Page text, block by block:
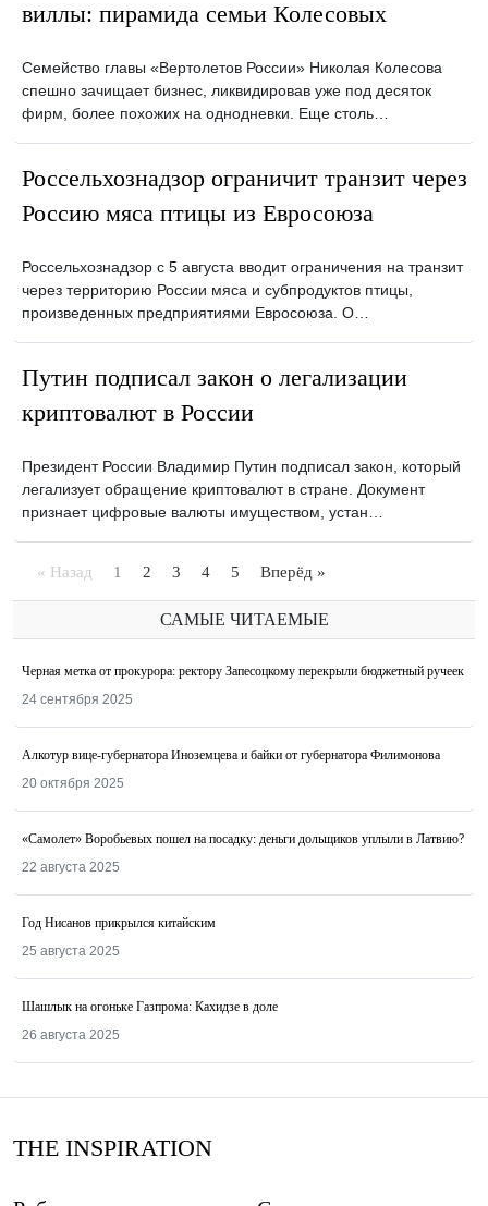
виллы: пирамида семьи Колесовых
Семейство главы «Вертолетов России» Николая Колесова
спешно зачищает бизнес, ликвидировав уже под десяток
фирм, более похожих на однодневки. Еще столь…
Россельхознадзор ограничит транзит через
Россию мяса птицы из Евросоюза
Россельхознадзор с 5 августа вводит ограничения на транзит
через территорию России мяса и субпродуктов птицы,
произведенных предприятиями Евросоюза. О…
Путин подписал закон о легализации
криптовалют в России
Президент России Владимир Путин подписал закон, который
легализует обращение криптовалют в стране. Документ
признает цифровые валюты имуществом, устан…
« Назад 1 2 3 4 5 Вперёд »
САМЫЕ ЧИТАЕМЫЕ
Черная метка от прокурора: ректору Запесоцкому перекрыли бюджетный ручеек
24 сентября 2025
Алкотур вице-губернатора Иноземцева и байки от губернатора Филимонова
20 октября 2025
«Самолет» Воробьевых пошел на посадку: деньги дольщиков уплыли в Латвию?
22 августа 2025
Год Нисанов прикрылся китайским
25 августа 2025
Шашлык на огоньке Газпрома: Кахидзе в доле
26 августа 2025
THE INSPIRATION